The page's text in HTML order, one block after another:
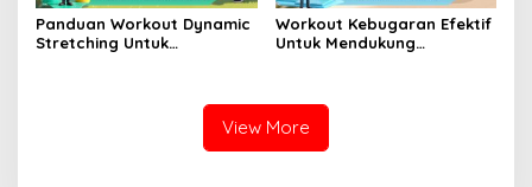
Panduan Workout Dynamic
Stretching Untuk
Workout Kebugaran Efektif
Untuk Mendukung
View More